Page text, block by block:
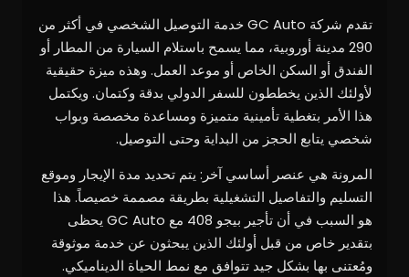
تقدم شركة GC Auto خدمة التوصيل الشخصي في أكثر من
290 مدينة أوروبية، مما يسمح باستلام السيارة من المطار أو
الفندق أو السكن الخاص أو موعد العمل. وهذه ميزة حقيقية
لأولئك الذين يخططون للسفر الدولي بدقة وكتمان. ويكتمل
هذا الأمر بتغطية تأمينية متميزة ومساعدة مخصصة وبواب
شخصي يتابع الحجز من البداية وحتى التوصيل.
المرونة هي عنصر أساسي آخر: يتم تحديد مدة الإيجار وموقع
التسليم والتفاصيل التشغيلية بطريقة مصممة خصيصاً. هذا
هو السبب في أن تأجير بيجو 408 مع GC Auto يحظى
بتقدير خاص من قبل أولئك الذين يبحثون عن خدمة موثوقة
ومُعتنى بها بشكل جيد تتوافق مع نمط الحياة الديناميكي.